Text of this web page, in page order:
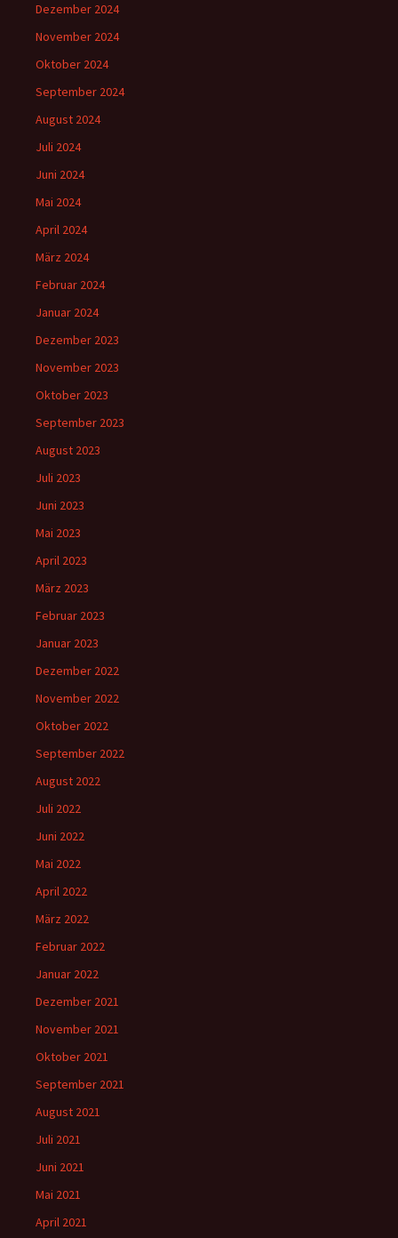
Dezember 2024
November 2024
Oktober 2024
September 2024
August 2024
Juli 2024
Juni 2024
Mai 2024
April 2024
März 2024
Februar 2024
Januar 2024
Dezember 2023
November 2023
Oktober 2023
September 2023
August 2023
Juli 2023
Juni 2023
Mai 2023
April 2023
März 2023
Februar 2023
Januar 2023
Dezember 2022
November 2022
Oktober 2022
September 2022
August 2022
Juli 2022
Juni 2022
Mai 2022
April 2022
März 2022
Februar 2022
Januar 2022
Dezember 2021
November 2021
Oktober 2021
September 2021
August 2021
Juli 2021
Juni 2021
Mai 2021
April 2021